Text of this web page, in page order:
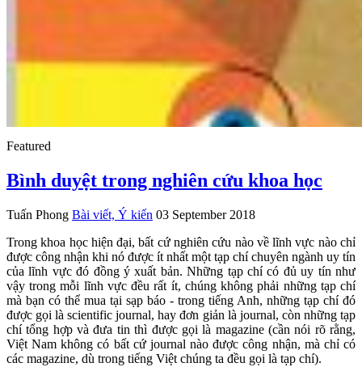
Featured
Bình duyệt trong nghiên cứu khoa học
Tuấn Phong Bài viết, Ý kiến 03 September 2018
Trong khoa học hiện đại, bất cứ nghiên cứu nào về lĩnh vực nào chỉ
được công nhận khi nó được ít nhất một tạp chí chuyên ngành uy tín
của lĩnh vực đó đồng ý xuất bản. Những tạp chí có đủ uy tín như
vậy trong mỗi lĩnh vực đều rất ít, chúng không phải những tạp chí
mà bạn có thể mua tại sạp báo - trong tiếng Anh, những tạp chí đó
được gọi là scientific journal, hay đơn giản là journal, còn những tạp
chí tổng hợp và đưa tin thì được gọi là magazine (cần nói rõ rằng,
Việt Nam không có bất cứ journal nào được công nhận, mà chỉ có
các magazine, dù trong tiếng Việt chúng ta đều gọi là tạp chí).